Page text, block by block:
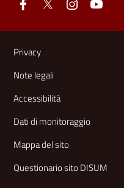
Link e
Privacy
Note legali
Accessibilità
Dati di monitoraggio
Mappa del sito
Questionario sito DISUM